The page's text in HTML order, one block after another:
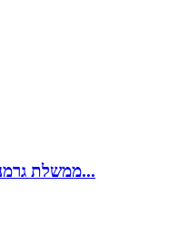
ממשלת גרמניה מאמצת אסטרטגיית יבוא...